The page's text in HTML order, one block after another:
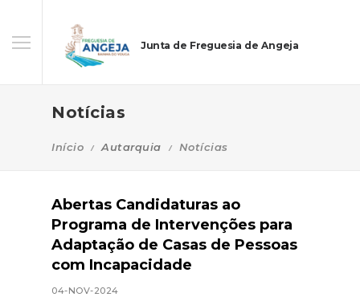
Junta de Freguesia de Angeja
Notícias
Início Autarquia Notícias
Abertas Candidaturas ao
Programa de Intervenções para
Adaptação de Casas de Pessoas
com Incapacidade
04-NOV-2024